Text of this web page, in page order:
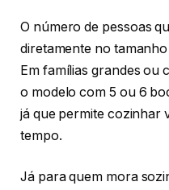
O número de pessoas
diretamente no
Em famílias grandes ou
o modelo com 5 ou 6
já que permite cozinhar
tempo.
Já para quem mora